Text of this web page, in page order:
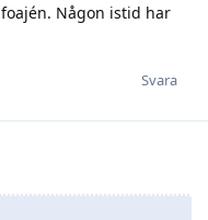
Någon istid har
Svara